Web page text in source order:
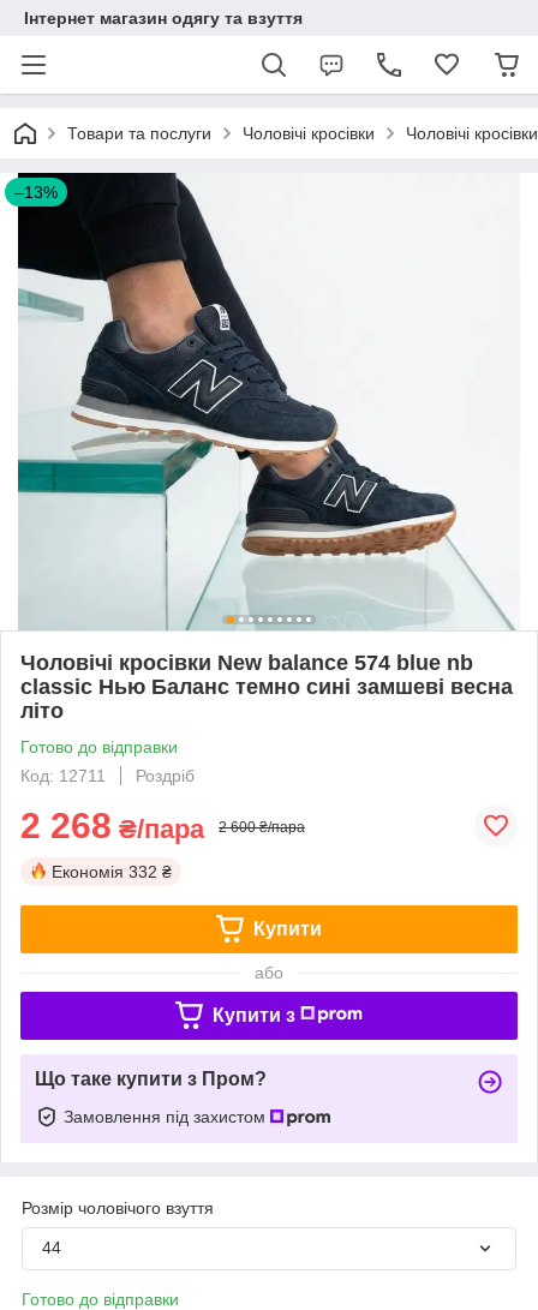
Інтернет магазин одягу та взуття
Товари та послуги Чоловічі кросівки Чоловічі
–13%
Чоловічі кросівки New balance 574 blue nb
classic Нью Баланс темно сині замшеві весна
літо
Готово до відправки
Код: 12711
Роздріб
2 268 ₴/пара 2 600 ₴/пара
Економія 332 ₴
Купити
або
Купити з
Що таке купити з Пром?
Замовлення під захистом
Розмір чоловічого взуття
44
Готово до відправки